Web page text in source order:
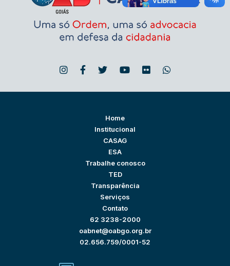
Home
Institucional
CASAG
ESA
Trabalhe conosco
TED
Transparência
Serviços
Contato
62 3238-2000
oabnet@oabgo.org.br
02.656.759/0001-52